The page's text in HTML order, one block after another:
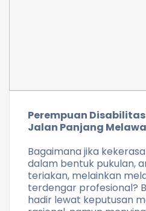
Perempuan
Jalan Panjang
Bagaimana jika
dalam bentuk pukulan,
teriakan, melainkan
terdengar profesional?
hadir lewat keputusan